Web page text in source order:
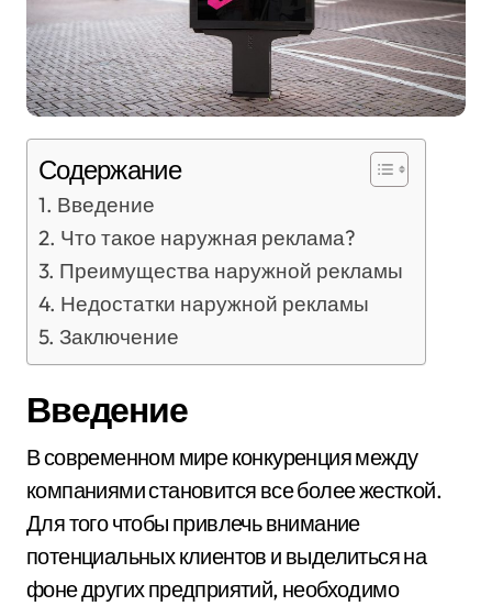
Содержание
Введение
Что такое наружная реклама?
Преимущества наружной рекламы
Недостатки наружной рекламы
Заключение
Введение
В современном мире конкуренция между
компаниями становится все более жесткой.
Для того чтобы привлечь внимание
потенциальных клиентов и выделиться на
фоне других предприятий, необходимо